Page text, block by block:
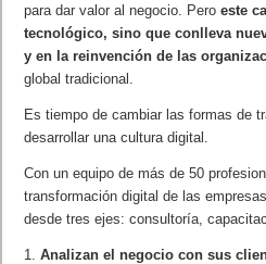
para dar valor al negocio. Peroeste
tecnológico, sino que conlleva
y en la reinvención de las
global tradicional.
Es tiempo de cambiar las formas de
desarrollar una cultura digital.
Con un equipo de más de 50
transformación digital de las
desde tres ejes: consultoría,
Analizan el negocio con sus